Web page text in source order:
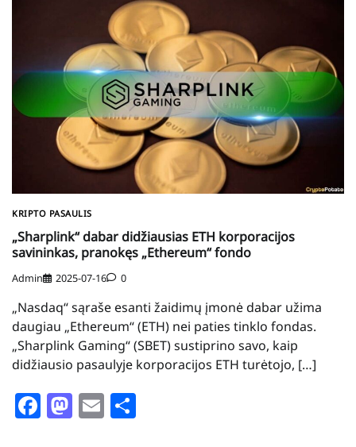
KRIPTO PASAULIS
„Sharplink“ dabar didžiausias ETH korporacijos
savininkas, pranokęs „Ethereum“ fondo
Admin 2025-07-16 0
„Nasdaq“ sąraše esanti žaidimų įmonė dabar užima
daugiau „Ethereum“ (ETH) nei paties tinklo fondas.
„Sharplink Gaming“ (SBET) sustiprino savo, kaip
didžiausio pasaulyje korporacijos ETH turėtojo, […]
Facebook
Mastodon
Email